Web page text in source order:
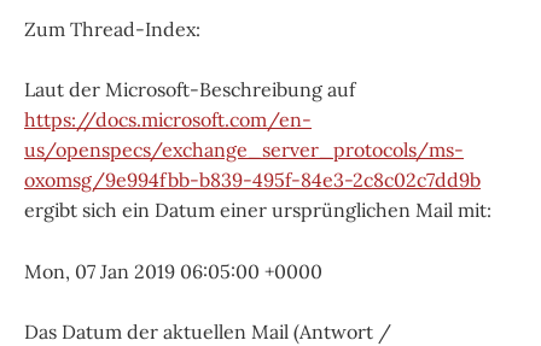
Zum Thread-Index:
Laut der Microsoft-Beschreibung auf
https://docs.microsoft.com/en-
us/openspecs/exchange_server_protocols/ms-
oxomsg/9e994fbb-b839-495f-84e3-2c8c02c7dd9b
ergibt sich ein Datum einer ursprünglichen Mail mit:
Mon, 07 Jan 2019 06:05:00 +0000
Das Datum der aktuellen Mail (Antwort /